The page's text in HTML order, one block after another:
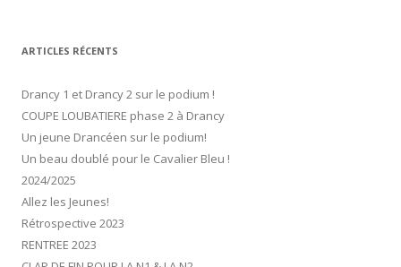
ARTICLES RÉCENTS
Drancy 1 et Drancy 2 sur le podium !
COUPE LOUBATIERE phase 2 à Drancy
Un jeune Drancéen sur le podium!
Un beau doublé pour le Cavalier Bleu !
2024/2025
Allez les Jeunes!
Rétrospective 2023
RENTREE 2023